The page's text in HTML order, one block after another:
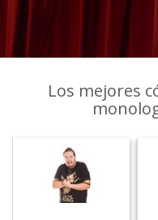
Los mejores